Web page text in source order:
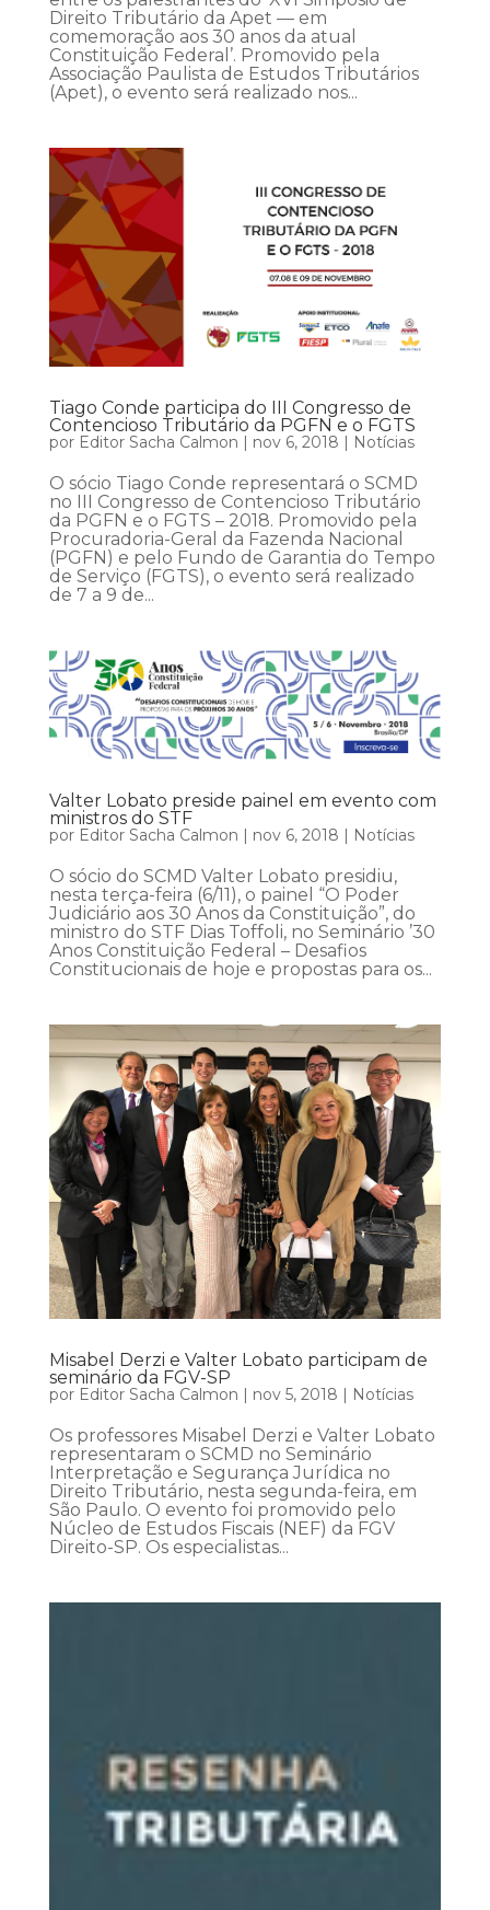
Direito Tributário da Apet — em
comemoração aos 30 anos da atual
Constituição Federal’. Promovido pela
Associação Paulista de Estudos Tributários
(Apet), o evento será realizado nos...
Tiago Conde participa do III Congresso de
Contencioso Tributário da PGFN e o FGTS
por Editor Sacha Calmon | nov 6, 2018 | Notícias
O sócio Tiago Conde representará o SCMD
no III Congresso de Contencioso Tributário
da PGFN e o FGTS – 2018. Promovido pela
Procuradoria-Geral da Fazenda Nacional
(PGFN) e pelo Fundo de Garantia do Tempo
de Serviço (FGTS), o evento será realizado
de 7 a 9 de...
Valter Lobato preside painel em evento com
ministros do STF
por Editor Sacha Calmon | nov 6, 2018 | Notícias
O sócio do SCMD Valter Lobato presidiu,
nesta terça-feira (6/11), o painel “O Poder
Judiciário aos 30 Anos da Constituição”, do
ministro do STF Dias Toffoli, no Seminário ’30
Anos Constituição Federal – Desafios
Constitucionais de hoje e propostas para os...
Misabel Derzi e Valter Lobato participam de
seminário da FGV-SP
por Editor Sacha Calmon | nov 5, 2018 | Notícias
Os professores Misabel Derzi e Valter Lobato
representaram o SCMD no Seminário
Interpretação e Segurança Jurídica no
Direito Tributário, nesta segunda-feira, em
São Paulo. O evento foi promovido pelo
Núcleo de Estudos Fiscais (NEF) da FGV
Direito-SP. Os especialistas...